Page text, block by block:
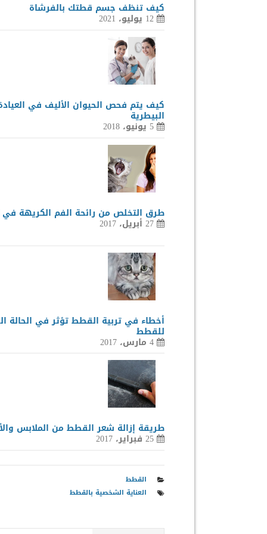
كيف تنظف جسم قطتك بالفرشاة
12 يوليو، 2021
كيف يتم فحص الحيوان الأليف في
البيطرية
5 يونيو، 2018
طرق التخلص من رائحة الفم الكريهة
27 أبريل، 2017
أخطاء في تربية القطط تؤثر في الحالة
للقطط
4 مارس، 2017
طريقة إزالة شعر القطط من الملابس
25 فبراير، 2017
القطط
العناية الشخصية بالقطط